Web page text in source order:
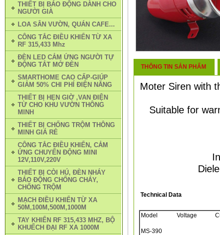
THIẾT BỊ BÁO ĐỘNG DÀNH CHO
NGƯỜI GIÀ
LOA SÂN VƯỜN, QUÁN CAFE...
CÔNG TẮC ĐIỀU KHIỂN TỪ XA
RF 315,433 Mhz
ĐÈN LED CẢM ỨNG NGƯỜI TỰ
ĐỘNG TẮT MỞ ĐÈN
SMARTHOME CAO CẤP-GIÚP
GIẢM 50% CHI PHÍ ĐIỆN NĂNG
THIẾT BỊ HẸN GIỜ ,VAN ĐIỆN
TỪ CHO KHU VƯỜN THÔNG
MINH
THIẾT BỊ CHỐNG TRỘM THÔNG
MINH GIÁ RẺ
CÔNG TẮC ĐIỀU KHIỂN, CẢM
ỨNG CHUYỂN ĐỘNG MINI
12V,110V,220V
THIẾT BỊ CÒI HÚ, ĐÈN NHÁY
BÁO ĐỘNG CHỐNG CHÁY,
CHỐNG TRỘM
MẠCH ĐIỀU KHIỂN TỪ XA
50M,100M,500M,1000M
TAY KHIỂN RF 315,433 MHZ, BỘ
KHUẾCH ĐẠI RF XA 1000M
THÔNG TIN SẢN PHẨM
Moter Siren with
Suitable for
Technical Data
Model Voltage
MS-390